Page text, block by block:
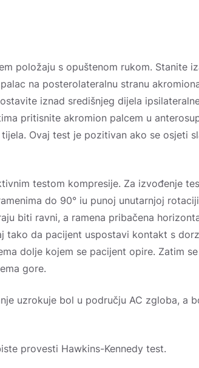
položaju s opuštenom rukom. Stanite
na posterolateralnu stranu
iznad središnjeg dijela
pritisnite akromion palcem u
Ovaj test je pozitivan ako se osjeti
testom kompresije. Za izvođenje
do 90° iu punoj unutarnjoj
biti ravni, a ramena pribačena
tako da pacijent uspostavi kontakt s
dolje kojem se pacijent opire. Zatim
gore.
uzrokuje bol u području AC zgloba, a
provesti Hawkins-Kennedy test.